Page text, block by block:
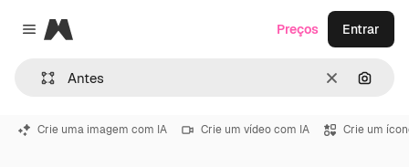
Close menu
Magnific
Limpar
Preços Entrar
Crie uma imagem com IA Crie um vídeo com IA Crie um